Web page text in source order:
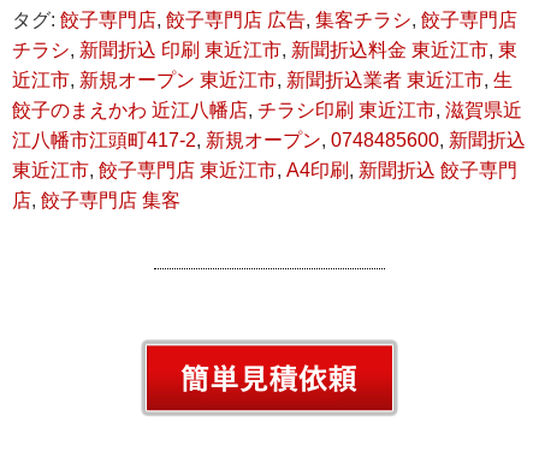
タグ: 餃子専門店, 餃子専門店 広告, 集客チラシ, 餃子専門店
チラシ, 新聞折込 印刷 東近江市, 新聞折込料金 東近江市, 東
近江市, 新規オープン 東近江市, 新聞折込業者 東近江市, 生
餃子のまえかわ 近江八幡店, チラシ印刷 東近江市, 滋賀県近
江八幡市江頭町417-2, 新規オープン, 0748485600, 新聞折込
東近江市, 餃子専門店 東近江市, A4印刷 , 新聞折込 餃子専門
店, 餃子専門店 集客